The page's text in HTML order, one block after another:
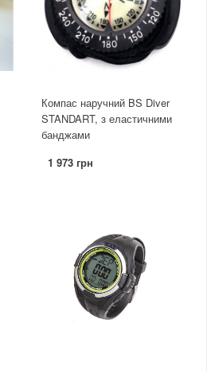
Компас наручний BS Diver
STANDART, з еластичними
банджами
1 973 грн